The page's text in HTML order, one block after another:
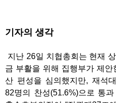
기자의 생각
지난 26일 치협총회는 현재
금 부활을 위해 집행부가 제안
산 편성을 심의했지만, 재석
82명의 찬성(51.6%)으로 통